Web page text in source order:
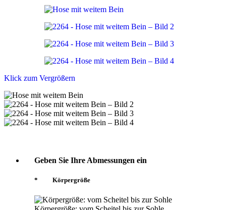
Klick zum Vergrößern
Geben Sie Ihre Abmessungen ein
* Körpergröße